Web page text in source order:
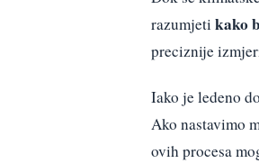
razumjeti kako
preciznije
Iako je ledeno
Ako nastavimo
ovih procesa